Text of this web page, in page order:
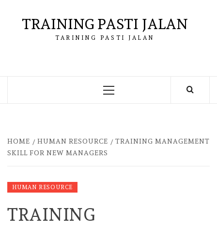
contentTRAINING PASTI JALAN
TARINING PASTI JALAN
Primary
HOME HUMAN RESOURCE
TRAINING MANAGEMENT
SKILL FOR NEW MANAGERS
HUMAN RESOURCE
TRAINING